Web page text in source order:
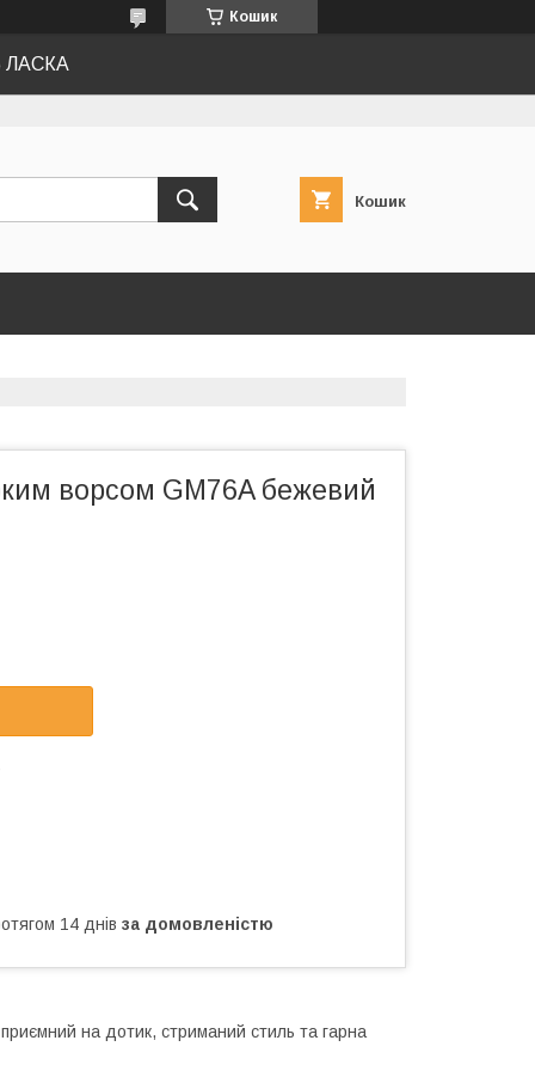
Кошик
ЛАСКА
Кошик
ворсом GM76A бежевий
14 днів за домовленістю
на дотик, стриманий стиль та гарна